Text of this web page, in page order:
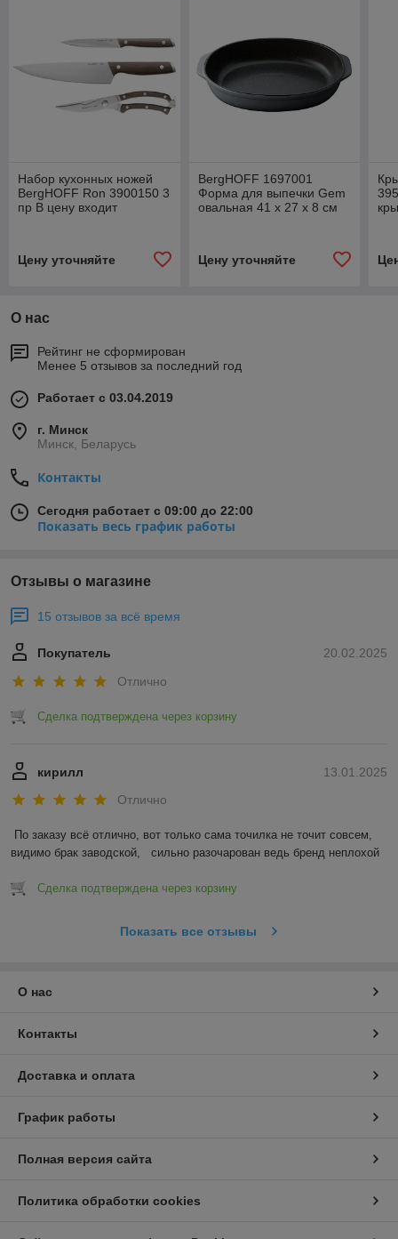
Набор кухонных ножей
BergHOFF Ron 3900150 3
пр В цену входит
Цену уточняйте
BergHOFF 1697001
Форма для выпечки Gem
овальная 41 х 27 х 8 см
Цену уточняйте
О нас
Рейтинг не сформирован
Менее 5 отзывов за последний год
Работает с 03.04.2019
г. Минск
Минск, Беларусь
Контакты
Сегодня работает с 09:00 до 22:00
Показать весь график работы
Отзывы о магазине
15 отзывов за всё время
20.02.2025
Покупатель
Отлично
Сделка подтверждена через корзину
13.01.2025
кирилл
Отлично
По заказу всё отлично, вот только сама точилка не точит совсем,
видимо брак заводской,   сильно разочарован ведь бренд неплохой
Сделка подтверждена через корзину
Показать все отзывы
О нас
Контакты
Доставка и оплата
График работы
Полная версия сайта
Политика обработки cookies